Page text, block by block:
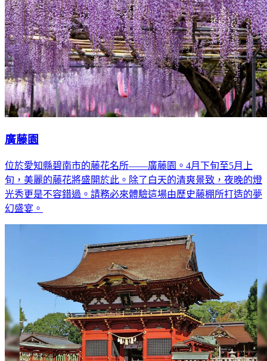
廣藤園
位於愛知縣碧南市的藤花名所——廣藤園。4月下旬至5月上
旬，美麗的藤花將盛開於此。除了白天的清爽景致，夜晚的燈
光秀更是不容錯過。請務必來體驗這場由歷史藤棚所打造的夢
幻盛宴。